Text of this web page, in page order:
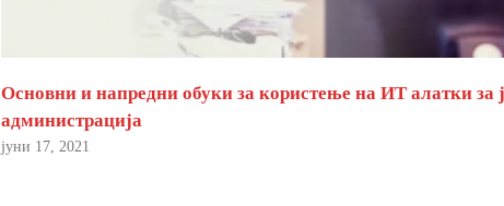
Основни и напредни обуки за користење на ИТ алатки за
администрација
јуни 17, 2021